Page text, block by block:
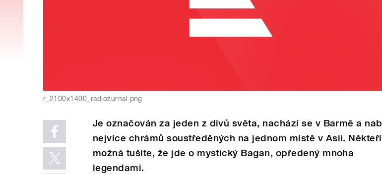
r_2100x1400_radiozurnal.png
Je označován za jeden z divů světa, nachází se v Barmě a
nejvíce chrámů soustředěných na jednom místě v Asii. Někteří
možná tušíte, že jde o mystický Bagan, opředený mnoha
legendami.